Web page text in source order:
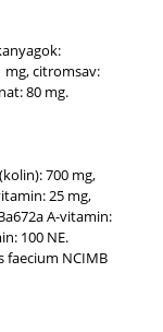
citromsav:
80 mg.
700 mg,
25 mg,
A-vitamin:
100 NE.
faecium NCIMB